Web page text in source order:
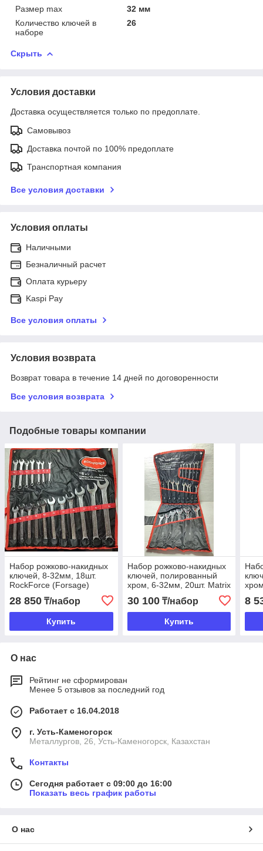
Размер max
32 мм
Количество ключей в
наборе
26
Скрыть
Условия доставки
Доставка осуществляется только по предоплате.
Самовывоз
Доставка почтой по 100% предоплате
Транспортная компания
Все условия доставки
Условия оплаты
Наличными
Безналичный расчет
Оплата курьеру
Kaspi Pay
Все условия оплаты
Условия возврата
Возврат товара в течение 14 дней по договоренности
Все условия возврата
Подобные товары компании
Набор рожково-накидных
ключей, 8-32мм, 18шт.
RockForce (Forsage)
28 850 ₸/набор
Купить
Набор рожково-накидных
ключей, полированный
хром, 6-32мм, 20шт. Matrix
30 100₸/набор
Купить
8
О нас
Рейтинг не сформирован
Менее 5 отзывов за последний год
Работает с 16.04.2018
г. Усть-Каменогорск
Металлургов, 26, Усть-Каменогорск, Казахстан
Контакты
Сегодня работает с 09:00 до 16:00
Показать весь график работы
О нас